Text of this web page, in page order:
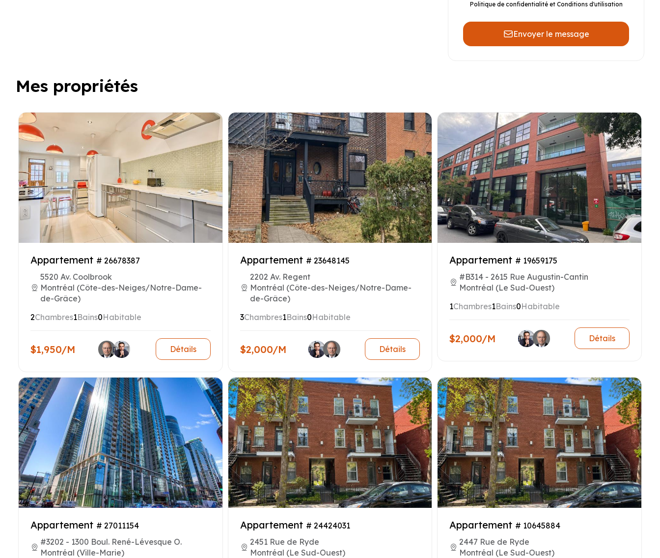
Politique de confidentialité et Conditions d'utilisation
Envoyer le message
Mes propriétés
Appartement # 26678387
5520 Av. Coolbrook
Montréal (Côte-des-Neiges/Notre-Dame-
de-Grâce)
2Chambres1Bains0Habitable
$1,950/M Détails
Appartement # 23648145
2202 Av. Regent
Montréal (Côte-des-Neiges/Notre-Dame-
de-Grâce)
3Chambres1Bains0Habitable
$2,000/M Détails
Appartement # 19659175
#B314 - 2615 Rue Augustin-Cantin
Montréal (Le Sud-Ouest)
1Chambres1Bains0Habitable
$2,000/M Détails
Appartement # 27011154
#3202 - 1300 Boul. René-Lévesque O.
Montréal (Ville-Marie)
Appartement # 24424031
2451 Rue de Ryde
Montréal (Le Sud-Ouest)
Appartement # 10645884
2447 Rue de Ryde
Montréal (Le Sud-Ouest)